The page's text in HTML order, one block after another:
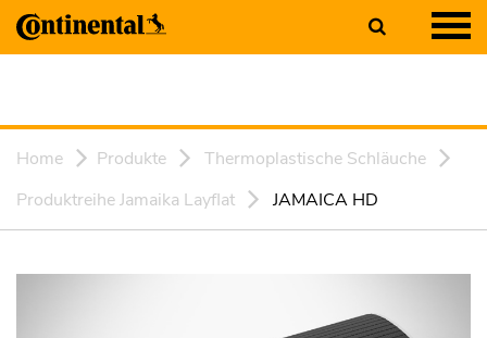
Home Produkte
Thermoplastische Schläuche
Produktreihe Jamaika Layflat
JAMAICA HD